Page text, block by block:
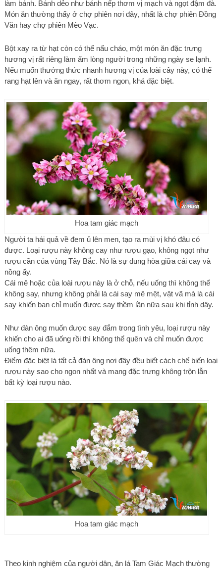
làm bánh. Bánh dẻo như bánh nếp thơm vị mạch và ngọt đậm đà.
Món ăn thường thấy ở chợ phiên nơi đây, nhất là chợ phiên Đồng
Văn hay chợ phiên Mèo Vạc.
Bột xay ra từ hạt còn có thể nấu cháo, một món ăn đặc trưng
hương vị rất riêng làm ấm lòng người trong những ngày se lạnh.
Nếu muốn thưởng thức nhanh hương vị của loài cây này, có thể
rang hạt lên và ăn ngay, rất thơm ngon, khá đặc biệt.
Hoa tam giác mạch
Người ta hái quả về đem ủ lên men, tạo ra mùi vị khó đâu có
được. Loại rượu này không cay như rượu gạo, không ngọt như
rượu cần của vùng Tây Bắc. Nó là sự dung hòa giữa cái cay và
nồng ấy.
Cái mê hoặc của loài rượu này là ở chỗ, nếu uống thì không thể
không say, nhưng không phải là cái say mê mệt, vật vã mà là cái
say khiến bạn chỉ muốn được say thềm lần nữa sau khi tỉnh dậy.
Như đàn ông muốn được say đắm trong tình yêu, loại rượu này
khiến cho ai đã uống rồi thì không thể quên và chỉ muốn được
uống thêm nữa.
Điểm đặc biệt là tất cả đàn ông nơi đây đều biết cách chế biến loại
rượu này sao cho ngon nhất và mang đặc trưng không trộn lẫn
bất kỳ loại rượu nào.
Hoa tam giác mạch
Theo kinh nghiệm của người dân, ăn lá Tam Giác Mạch thường